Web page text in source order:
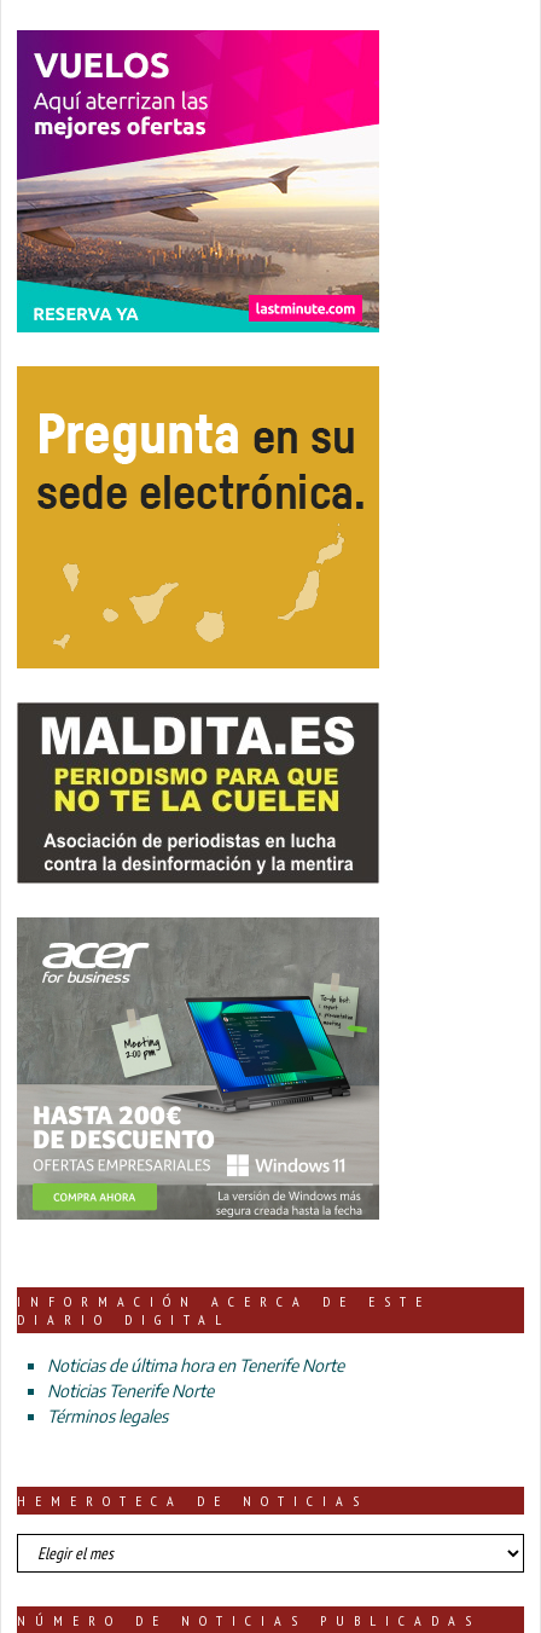
INFORMACIÓN ACERCA DE ESTE
DIARIO DIGITAL
Noticias de última hora en Tenerife Norte
Noticias Tenerife Norte
Términos legales
HEMEROTECA DE NOTICIAS
HEMEROTECA
DE
NÚMERO DE NOTICIAS PUBLICADAS